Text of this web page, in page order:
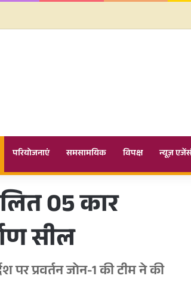
परियोजनाएं समसामयिक विपक्ष न्यूज़
05 कार
सील
प्रवर्तन जोन-1 की टीम ने की